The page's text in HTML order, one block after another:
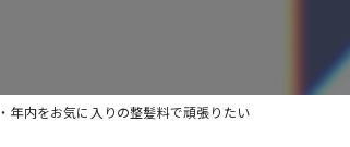
・年内をお気に入りの整髪料で頑張りたい